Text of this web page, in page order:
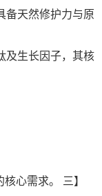
备天然修护力与原
及生长因子，其核
心需求。 三】